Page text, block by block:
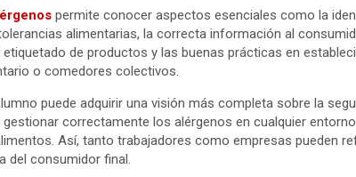
permite conocer aspectos esenciales como la
alimentarias, la correcta información al
de productos y las buenas prácticas en
o comedores colectivos.
puede adquirir una visión más completa sobre la
correctamente los alérgenos en cualquier
Así, tanto trabajadores como empresas pueden
del consumidor final.